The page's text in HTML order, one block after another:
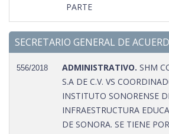
PARTE
SECRETARIO GENERAL DE
556/2018 ADMINISTRATIVO. SHM
S.A DE C.V. VS
INSTITUTO SONORENSE
INFRAESTRUCTURA
DE SONORA. SE TIENE